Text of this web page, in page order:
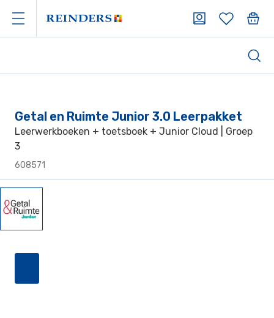
Getal en Ruimte Junior 3.0 Leerpakket
Leerwerkboeken + toetsboek + Junior Cloud | Groep
3
608571